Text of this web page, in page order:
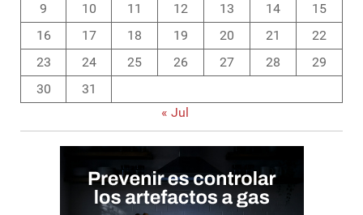
9
10 11 12 13 14
15
16
17 18 19 20 21
22
23
24 25 26 27 28
29
30
31
« Jul